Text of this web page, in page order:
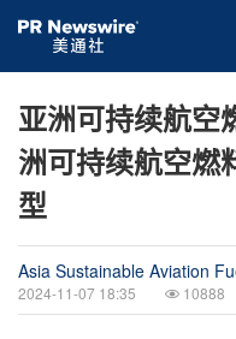
亚洲可持续航空
洲可持续航空燃
型
Asia Sustainable Aviation
2024-11-07 18:35 10888